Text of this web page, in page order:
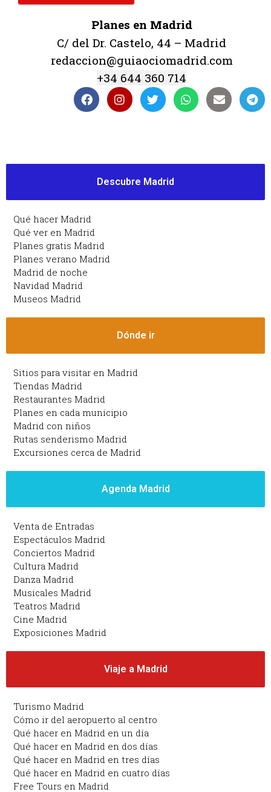
Planes en Madrid
C/ del Dr. Castelo, 44 – Madrid
redaccion@guiaociomadrid.com
+34 644 360 714
Descubre Madrid
Qué hacer Madrid
Qué ver en Madrid
Planes gratis Madrid
Planes verano Madrid
Madrid de noche
Navidad Madrid
Museos Madrid
Dónde ir
Sitios para visitar en Madrid
Tiendas Madrid
Restaurantes Madrid
Planes en cada municipio
Madrid con niños
Rutas senderismo Madrid
Excursiones cerca de Madrid
Agenda Madrid
Venta de Entradas
Espectáculos Madrid
Conciertos Madrid
Cultura Madrid
Danza Madrid
Musicales Madrid
Teatros Madrid
Cine Madrid
Exposiciones Madrid
Viaje a Madrid
Turismo Madrid
Cómo ir del aeropuerto al centro
Qué hacer en Madrid en un día
Qué hacer en Madrid en dos días
Qué hacer en Madrid en tres días
Qué hacer en Madrid en cuatro días
Free Tours en Madrid